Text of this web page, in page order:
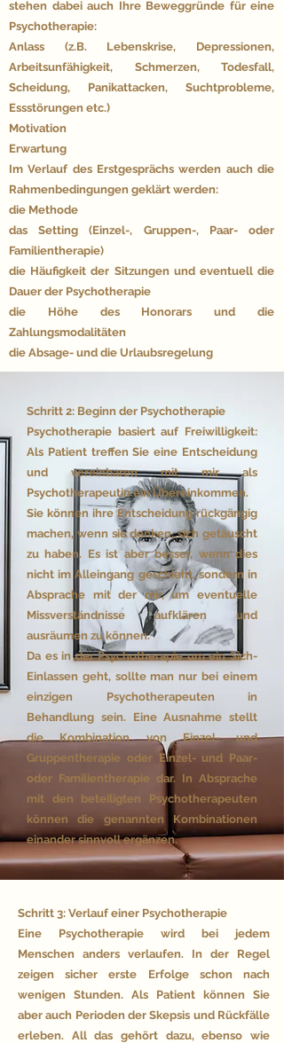
stehen dabei auch Ihre Beweggründe für eine
Psychotherapie:
Anlass (z.B. Lebenskrise, Depressionen,
Arbeitsunfähigkeit, Schmerzen, Todesfall,
Scheidung, Panikattacken, Suchtprobleme,
Essstörungen etc.)
Motivation
Erwartung
Im Verlauf des Erstgesprächs werden auch die
Rahmenbedingungen geklärt werden:
die Methode
das Setting (Einzel-, Gruppen-, Paar- oder
Familientherapie)
die Häufigkeit der Sitzungen und eventuell die
Dauer der Psychotherapie
die Höhe des Honorars und die
Zahlungsmodalitäten
die Absage- und die Urlaubsregelung
Schritt 2: Beginn der Psychotherapie
Psychotherapie basiert auf Freiwilligkeit:
Als Patient treffen Sie eine Entscheidung
und vereinbaren mit mir als
Psychotherapeutin ein Übereinkommen.
Sie können ihre Entscheidung rückgängig
machen, wenn sie denken, sich getäuscht
zu haben. Es ist aber besser, wenn dies
nicht im Alleingang geschieht, sondern in
Absprache mit der mir, um eventuelle
Missverständnisse aufklären und
ausräumen zu können.
Da es in der Psychotherapie um ein Sich-
Einlassen geht, sollte man nur bei einem
einzigen Psychotherapeuten in
Behandlung sein. Eine Ausnahme stellt
die Kombination von Einzel- und
Gruppentherapie oder Einzel- und Paar-
oder Familientherapie dar. In Absprache
mit den beteiligten Psychotherapeuten
können die genannten Kombinationen
einander sinnvoll ergänzen.
Schritt 3: Verlauf einer Psychotherapie
Eine Psychotherapie wird bei jedem
Menschen anders verlaufen. In der Regel
zeigen sicher erste Erfolge schon nach
wenigen Stunden. Als Patient können Sie
aber auch Perioden der Skepsis und Rückfälle
erleben. All das gehört dazu, ebenso wie